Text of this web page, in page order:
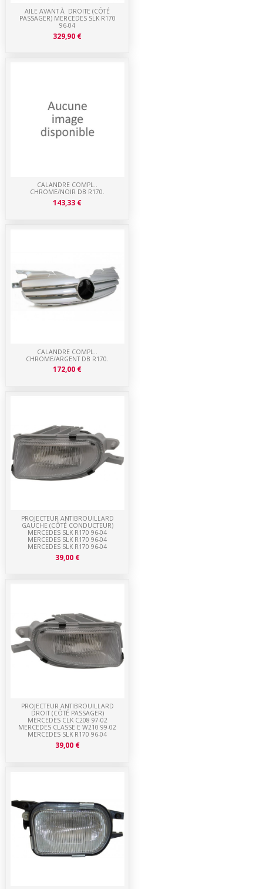
PROJECTEUR ANTIBROUILLARD
DROIT (CÔTÉ PASSAGER)
MERCEDES CLK C208 97-02
MERCEDES CLASSE E W210 99-02
MERCEDES SLK R170 96-04
39,00 €
PROJECTEUR ANTIBROUILLARD
GAUCHE (CÔTÉ CONDUCTEUR)
MERCEDES SLK R170 96-04
MERCEDES SLK R170 96-04
MERCEDES SLK R170 96-04
39,00 €
CALANDRE COMPL..
CHROME/ARGENT DB R170.
172,00 €
CALANDRE COMPL..
CHROME/NOIR DB R170.
143,33 €
AILE AVANT À DROITE (CÔTÉ
PASSAGER) MERCEDES SLK R170
96-04
329,90 €